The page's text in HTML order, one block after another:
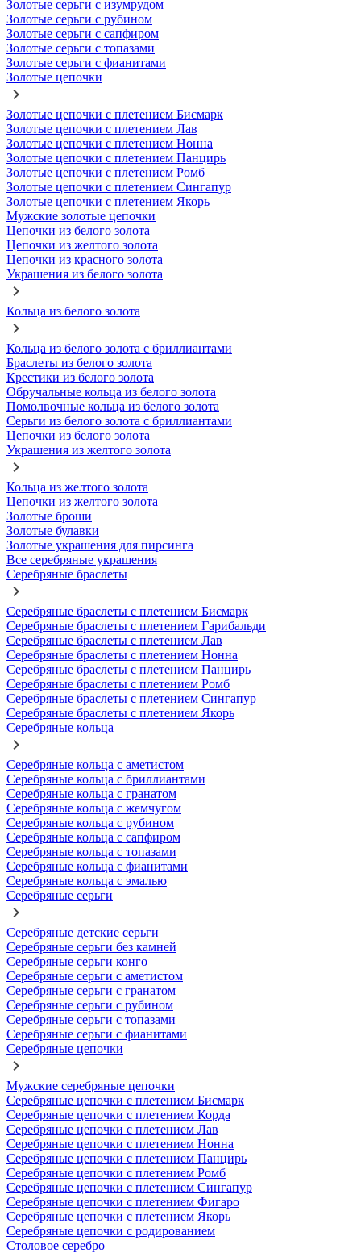
Золотые серьги с изумрудом
Золотые серьги с рубином
Золотые серьги с сапфиром
Золотые серьги с топазами
Золотые серьги с фианитами
Золотые цепочки
Золотые цепочки с плетением Бисмарк
Золотые цепочки с плетением Лав
Золотые цепочки с плетением Нонна
Золотые цепочки с плетением Панцирь
Золотые цепочки с плетением Ромб
Золотые цепочки с плетением Сингапур
Золотые цепочки с плетением Якорь
Мужские золотые цепочки
Цепочки из белого золота
Цепочки из желтого золота
Цепочки из красного золота
Украшения из белого золота
Кольца из белого золота
Кольца из белого золота с бриллиантами
Браслеты из белого золота
Крестики из белого золота
Обручальные кольца из белого золота
Помолвочные кольца из белого золота
Серьги из белого золота с бриллиантами
Цепочки из белого золота
Украшения из желтого золота
Кольца из желтого золота
Цепочки из желтого золота
Золотые броши
Золотые булавки
Золотые украшения для пирсинга
Все серебряные украшения
Серебряные браслеты
Серебряные браслеты с плетением Бисмарк
Серебряные браслеты с плетением Гарибальди
Серебряные браслеты с плетением Лав
Серебряные браслеты с плетением Нонна
Серебряные браслеты с плетением Панцирь
Серебряные браслеты с плетением Ромб
Серебряные браслеты с плетением Сингапур
Серебряные браслеты с плетением Якорь
Серебряные кольца
Серебряные кольца с аметистом
Серебряные кольца с бриллиантами
Серебряные кольца с гранатом
Серебряные кольца с жемчугом
Серебряные кольца с рубином
Серебряные кольца с сапфиром
Серебряные кольца с топазами
Серебряные кольца с фианитами
Серебряные кольца с эмалью
Серебряные серьги
Серебряные детские серьги
Серебряные серьги без камней
Серебряные серьги конго
Серебряные серьги с аметистом
Серебряные серьги с гранатом
Серебряные серьги с рубином
Серебряные серьги с топазами
Серебряные серьги с фианитами
Серебряные цепочки
Мужские серебряные цепочки
Серебряные цепочки с плетением Бисмарк
Серебряные цепочки с плетением Корда
Серебряные цепочки с плетением Лав
Серебряные цепочки с плетением Нонна
Серебряные цепочки с плетением Панцирь
Серебряные цепочки с плетением Ромб
Серебряные цепочки с плетением Сингапур
Серебряные цепочки с плетением Фигаро
Серебряные цепочки с плетением Якорь
Серебряные цепочки с родированием
Столовое серебро